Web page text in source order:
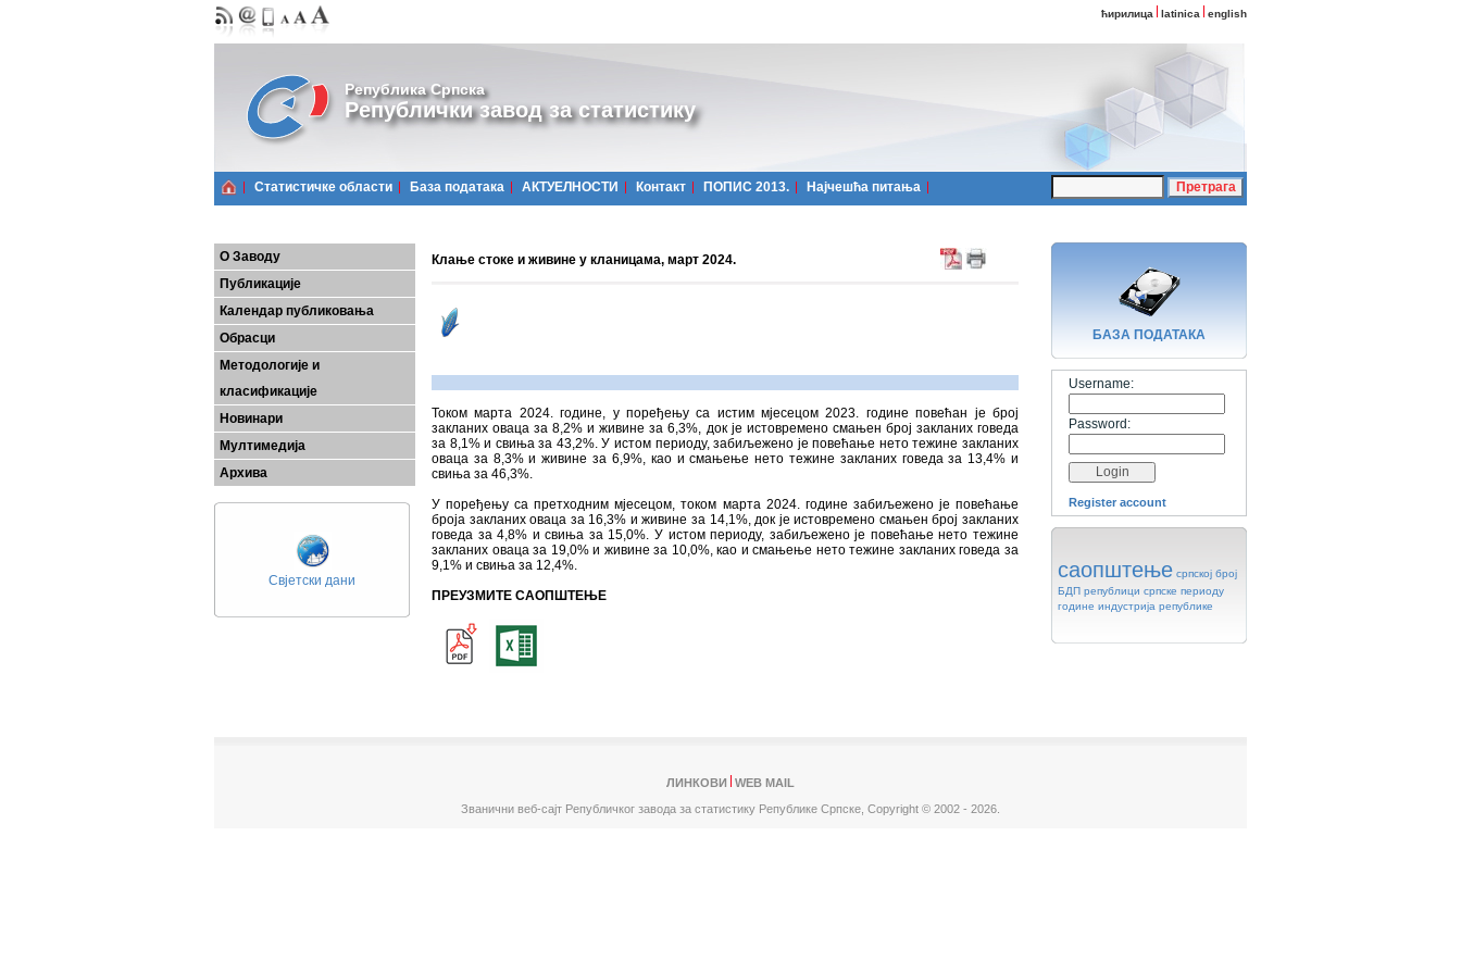
ћирилица latinica english
Република Српска
Републички завод за статистику
Статистичке области Базa података АКТУЕЛНОСТИ Контакт ПОПИС 2013. Најчешћa питања
О Заводу
Публикације
Календар публиковања
Обрасци
Методологије и
класификације
Новинари
Мултимедија
Архива
Свјетски дани
Клање стоке и живине у кланицама, март 2024.
Током марта 2024. године, у поређењу са истим мјесецом 2023. године повећан је број
закланих оваца за 8,2% и живине за 6,3%, док је истовремено смањен број закланих говеда
за 8,1% и свиња за 43,2%. У истом периоду, забиљежено је повећање нето тежине закланих
оваца за 8,3% и живине за 6,9%, као и смањење нето тежине закланих говеда за 13,4% и
свиња за 46,3%.
У поређењу са претходним мјесецом, током марта 2024. године забиљежено је повећање
броја закланих оваца за 16,3% и живине за 14,1%, док је истовремено смањен број закланих
говеда за 4,8% и свиња за 15,0%. У истом периоду, забиљежено је повећање нето тежине
закланих оваца за 19,0% и живине за 10,0%, као и смањење нето тежине закланих говеда за
9,1% и свиња за 12,4%.
ПРЕУЗМИТЕ САОПШТЕЊЕ
БАЗA ПОДАТАКА
Username:
Password:
Register account
саопштење српској број
БДП републици српске периоду
године индустрија републике
ЛИНКОВИ
WEB MAIL
Званични веб-сајт Републичког завода за статистику Републике Српске, Copyright © 2002 - 2026.